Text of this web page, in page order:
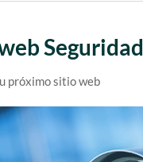
Seguridad
próximo sitio web